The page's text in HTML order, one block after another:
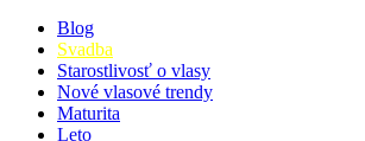
Blog
Svadba
Starostlivosť o vlasy
Nové vlasové trendy
Maturita
Leto